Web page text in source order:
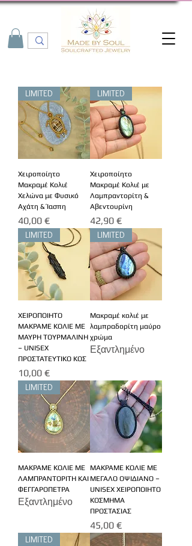
LIMITED
Χειροποίητο
Μακραμέ Κολιέ
Χελώνα με Φυσικό
Αχάτη & Ίασπη
Τιμή
40,00 €
LIMITED
Χειροποίητο
Μακραμέ Κολιέ με
Λαμπραντορίτη &
Αβεντουρίνη
Τιμή
42,90 €
LIMITED
ΧΕΙΡΟΠΟΙΗΤΟ
ΜΑΚΡΑΜΕ ΚΟΛΙΕ ΜΕ
ΜΑΥΡΗ ΤΟΥΡΜΑΛΙΝΗ
– UNISEX
ΠΡΟΣΤΑΤΕΥΤΙΚΟ ΚΟΣ
Τιμή
10,00 €
LIMITED
Μακραμέ κολιέ με
λαμπραδορίτη μαύρο
χρώμα
Εξαντλημένο
LIMITED
ΜΑΚΡΑΜΕ ΚΟΛΙΕ ΜΕ
ΛΑΜΠΡΑΝΤΟΡΙΤΗ ΚΑΙ
ΦΕΓΓΑΡΟΠΕΤΡΑ
Εξαντλημένο
ΜΑΚΡΑΜΕ ΚΟΛΙΕ ΜΕ
ΜΕΓΑΛΟ ΟΨΙΔΙΑΝΟ –
UNISEX ΧΕΙΡΟΠΟΙΗΤΟ
ΚΟΣΜΗΜΑ
ΠΡΟΣΤΑΣΙΑΣ
Τιμή
45,00 €
LIMITED